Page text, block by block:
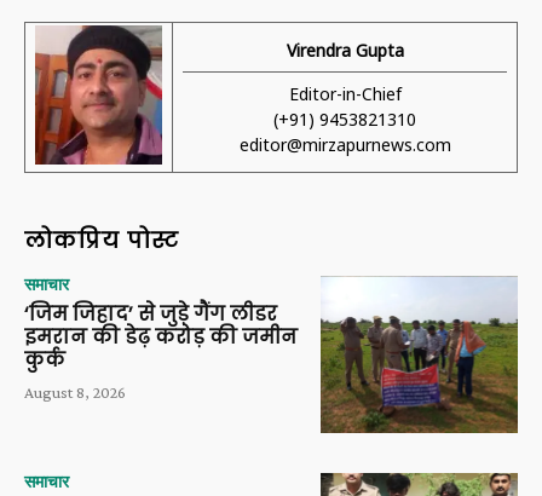
Virendra Gupta
Editor-in-Chief
(+91) 9453821310
editor@mirzapurnews.com
लोकप्रिय पोस्ट
समाचार
‘जिम जिहाद’ से जुड़े गैंग लीडर
इमरान की डेढ़ करोड़ की जमीन
कुर्क
August 8, 2026
समाचार